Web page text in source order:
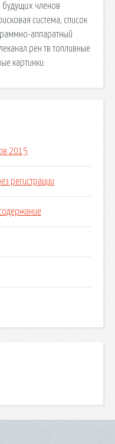
будущих членов
сиcтема, список
аппаратный
рен тв топливные
картинки.
2015
регистрации